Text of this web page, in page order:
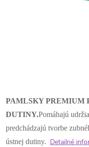
PAMLSKY PREMIUM
DUTINY.Pomáhajú
predchádzajú tvorbe
ústnej dutiny. Detailné